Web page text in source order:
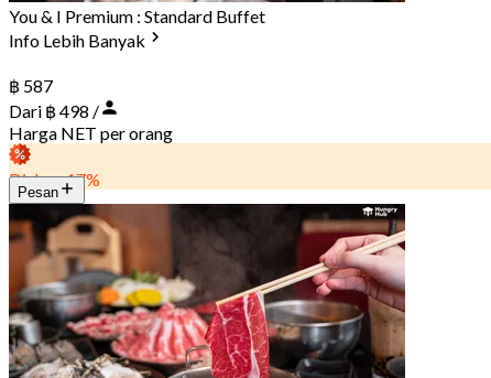
You & I Premium : Standard Buffet
Info Lebih Banyak
฿ 587
Dari ฿ 498 /
Harga NET per orang
Diskon 17%
Pesan